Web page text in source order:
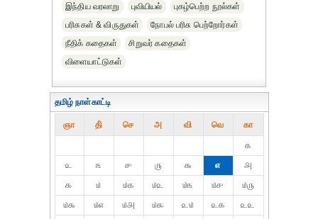
இந்திய வரலாறு
புவியியல்
புகழ்பெற்ற நூல்கள்
பரிசுகள் & விருதுகள்
நோபல் பரிசு‎ பெற்றோர்‎கள்
நீதிக் கதைகள்
சிறுவர் கதைகள்
விளையாட்டுகள்
தமிழ் நாள்காட்டி
ஞா தி் செ அ வி வெ கா
௧
௨
௩ ௪ ௫ ௬ ௭
௮
௯
௰ ௰௧ ௰௨ ௰௩ ௰௪
௰௫
௰௬
௰௭ ௰௮ ௰௯ ௨௰ ௨௧
௨௨